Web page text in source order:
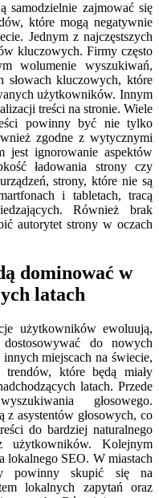
zajmować się
które mogą negatywnie
Jednym z najczęstszych
kluczowych. Firmy często
wolumenie wyszukiwań,
słowach kluczowych, które
użytkowników. Innym
treści na stronie. Wiele
powinny być nie tylko
zgodne z wytycznymi
jest ignorowanie aspektów
ładowania strony czy
strony, które nie są
i tabletach, tracą
Również brak
autorytet strony w oczach
dominować w
latach
użytkowników ewoluują,
do nowych
miejscach na świecie,
które będą miały
latach. Przede
głosowego.
asystentów głosowych, co
do bardziej naturalnego
użytkowników. Kolejnym
lokalnego SEO. W miastach
powinny skupić się na
lokalnych zapytań oraz